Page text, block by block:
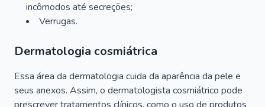
incômodos até secreções;
Verrugas.
Dermatologia cosmiátrica
Essa área da dermatologia cuida da aparência da pele e
seus anexos. Assim, o dermatologista cosmiátrico pode